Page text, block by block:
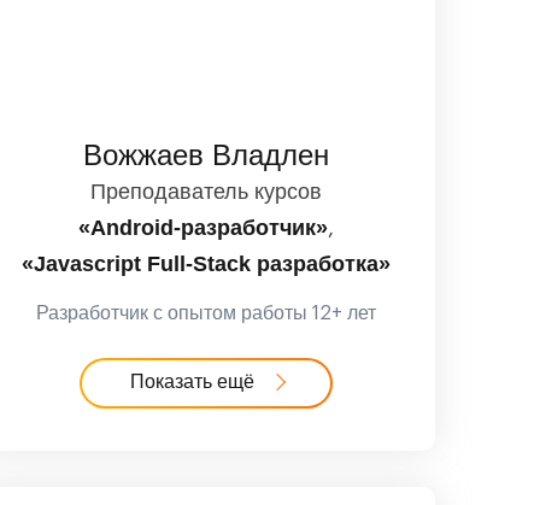
Вожжаев Владлен
Преподаватель курсов
«Android-разработчик»,
«Javascript Full-Stack разработка»
Разработчик с опытом работы 12+ лет
Показать ещё